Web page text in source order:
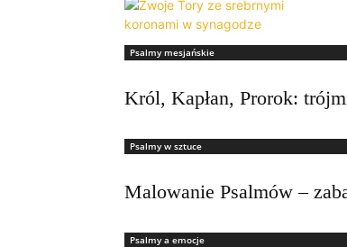
Psalmy mesjańskie
Król, Kapłan, Prorok:
Psalmy w sztuce
Malowanie Psalmów –
Psalmy a emocje